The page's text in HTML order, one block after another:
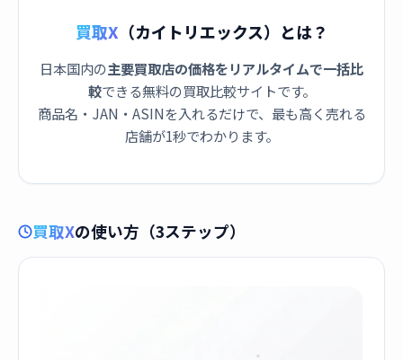
買取X （カイトリエックス）とは？
日本国内の主要買取店の価格をリアルタイムで一括比
較できる無料の買取比較サイトです。
商品名・JAN・ASINを入れるだけで、最も高く売れる
店舗が1秒でわかります。
買取Xの使い方（3ステップ）